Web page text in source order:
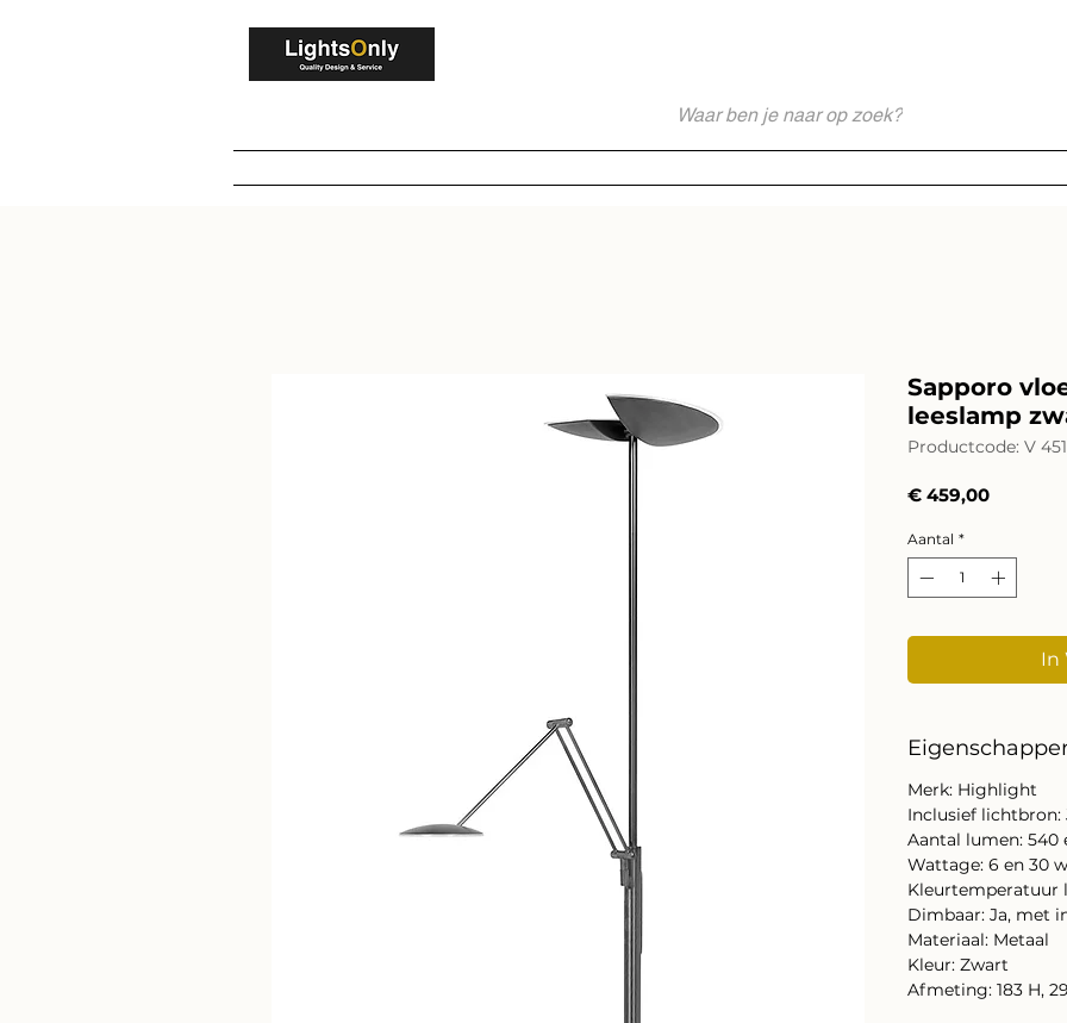
Sapporo
leeslamp
Productcode: V
€ 459,00Prijs
Aantal *
In
Merk: Highlight
Inclusief lichtbron:
Aantal lumen: 540
Wattage: 6 en 30 w
Kleurtemperatuur
Dimbaar: Ja, met
Materiaal: Metaal
Kleur: Zwart
Afmeting: 183 H,